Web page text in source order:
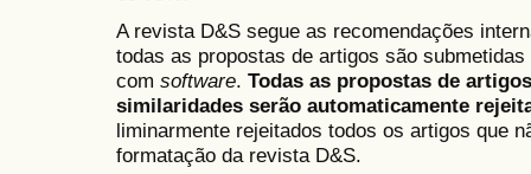
A revista D&S segue as recomendações
todas as propostas de artigos são
com software. Todas as propostas de
similaridades serão automaticamente
liminarmente rejeitados todos os artigos que
formatação da revista D&S.